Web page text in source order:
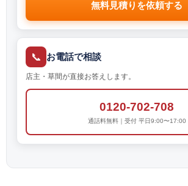
無料見積りを依頼する
📞 お電話で相談
店主・草間が直接お答えします。
0120-702-708
通話料無料｜受付 平日9:00〜17:00